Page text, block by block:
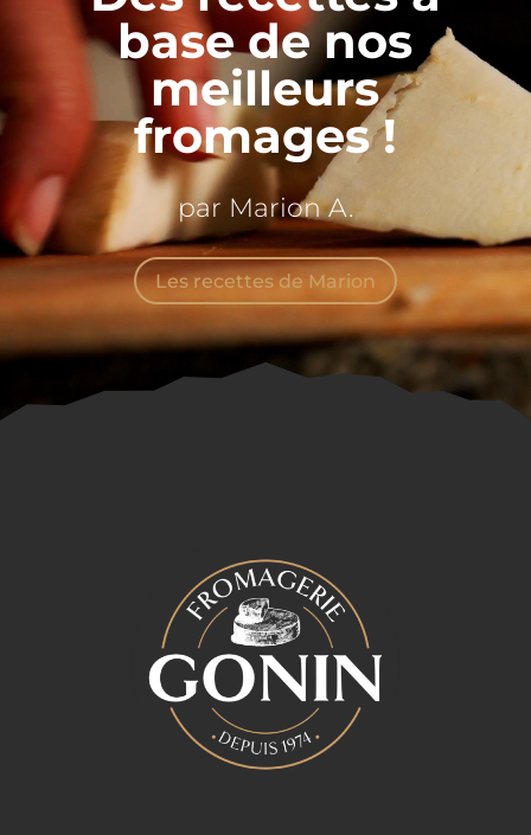
base de nos
meilleurs
fromages !
par Marion A.
Les recettes de Marion